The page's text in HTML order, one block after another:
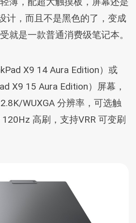
计，而且不是黑色的了，变成
就是一款普通消费级笔记本。
X9 14 Aura Edition）或
X9 15 Aura Edition）屏幕，
WUXGA 分辨率，可选触
高刷，支持VRR 可变刷